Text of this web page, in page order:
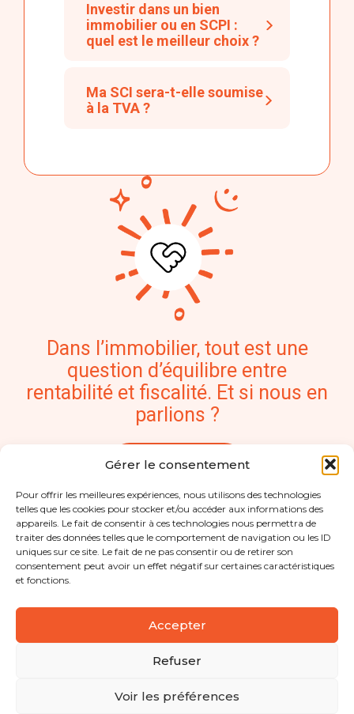
Gérer le consentement
Pour offrir les meilleures expériences, nous utilisons des technologies
telles que les cookies pour stocker et/ou accéder aux informations des
appareils. Le fait de consentir à ces technologies nous permettra de
traiter des données telles que le comportement de navigation ou les ID
uniques sur ce site. Le fait de ne pas consentir ou de retirer son
consentement peut avoir un effet négatif sur certaines caractéristiques
et fonctions.
Accepter
Refuser
Voir les préférences
Investir dans un bien
immobilier ou en SCPI :
quel est le meilleur choix ?
Ma SCI sera-t-elle soumise
à la TVA ?
Dans l’immobilier, tout est une
question d’équilibre entre
rentabilité et fiscalité. Et si nous en
parlions ?
Contactez-nous
85340 Les Sables-d’Olonne
contact@cabinetbd.com 02 51 95 16 82
Mentions légales